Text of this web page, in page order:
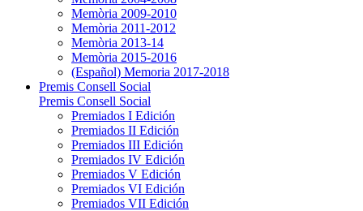
Memòria 2009-2010
Memòria 2011-2012
Memòria 2013-14
Memòria 2015-2016
(Español) Memoria 2017-2018
Premis Consell Social
Premis Consell Social
Premiados I Edición
Premiados II Edición
Premiados III Edición
Premiados IV Edición
Premiados V Edición
Premiados VI Edición
Premiados VII Edición